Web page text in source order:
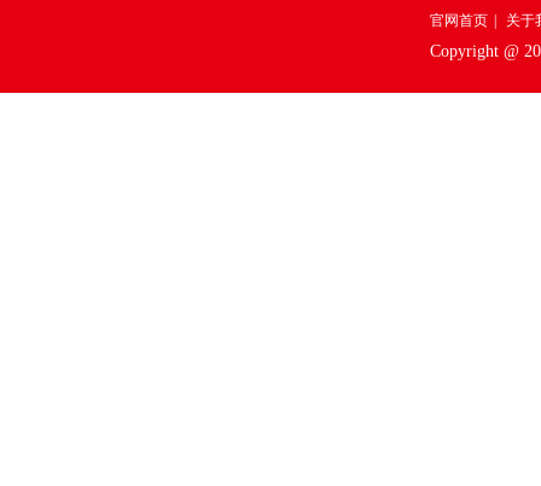
官网首页 关于
Copyright @